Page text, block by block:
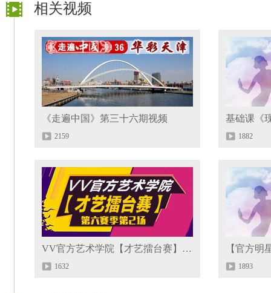
相关视频
《走遍中国》第三十六期视频
2159
基础课《
1882
VV官方艺术学院【才艺擂台赛】第六赛季第2场
1632 1893